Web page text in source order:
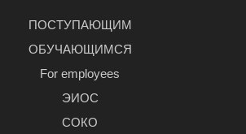
ПОСТУПАЮЩИМ
ОБУЧАЮЩИМСЯ
For employees
ЭИОС
СОКО